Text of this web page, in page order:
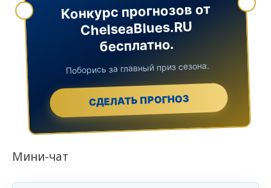
Конкурс прогнозов от
ChelseaBlues.RU
бесплатно.
Поборись за главный приз сезона.
СДЕЛАТЬ ПРОГНОЗ
Мини-чат